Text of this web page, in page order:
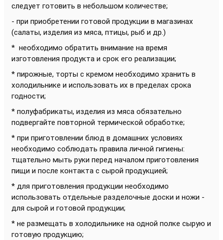
следует готовить в небольшом количестве;
- при приобретении готовой продукции в магазинах
(салаты, изделия из мяса, птицы, рыб и др.)
* необходимо обратить внимание на время
изготовления продукта и срок его реализации;
* пирожные, торты с кремом необходимо хранить в
холодильнике и использовать их в пределах срока
годности;
* полуфабрикаты, изделия из мяса обязательно
подвергайте повторной термической обработке;
* при приготовлении блюд в домашних условиях
необходимо соблюдать правила личной гигиены:
тщательно мыть руки перед началом приготовления
пищи и после контакта с сырой продукцией;
* для приготовления продукции необходимо
использовать отдельные разделочные доски и ножи -
для сырой и готовой продукции;
* не размещать в холодильнике на одной полке сырую и
готовую продукцию;